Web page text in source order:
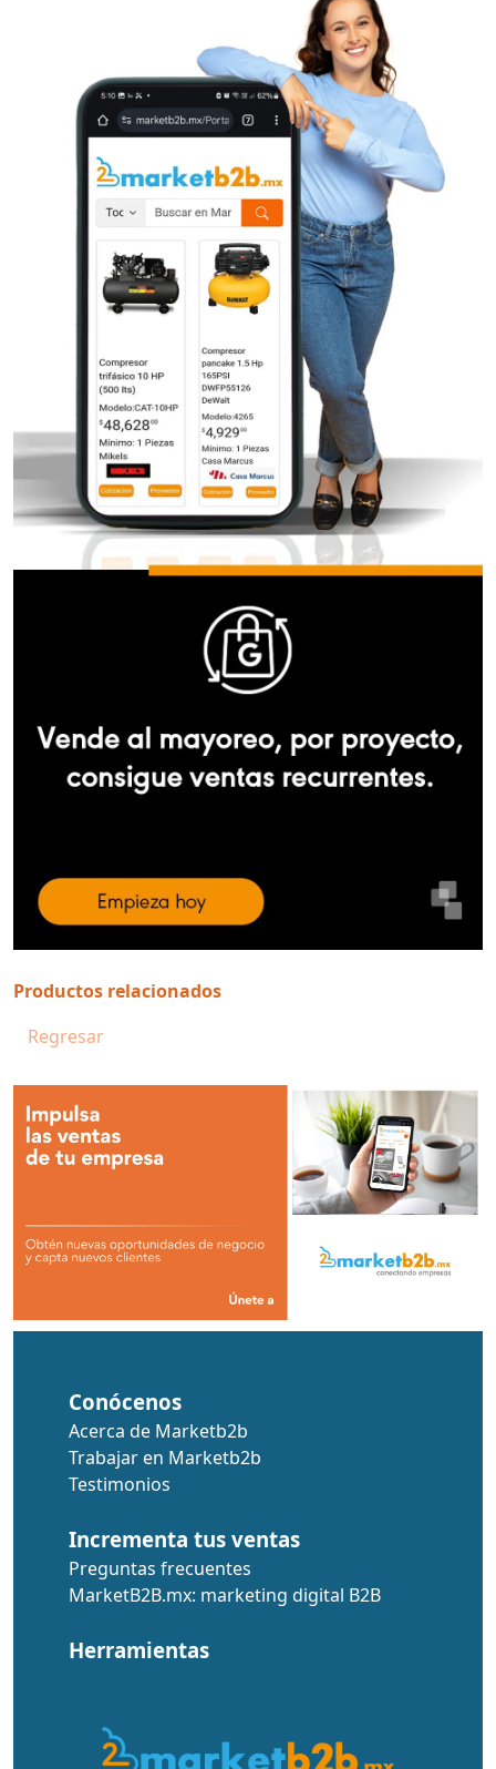
Productos relacionados
Regresar
Conócenos
Acerca de Marketb2b
Trabajar en Marketb2b
Testimonios
Incrementa tus ventas
Preguntas frecuentes
MarketB2B.mx: marketing digital B2B
Herramientas